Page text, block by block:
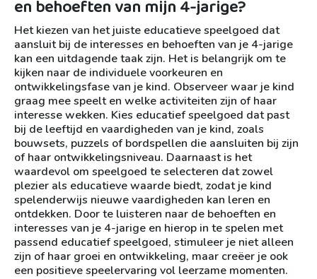
en behoeften van mijn 4-jarige?
Het kiezen van het juiste educatieve speelgoed dat
aansluit bij de interesses en behoeften van je 4-jarige
kan een uitdagende taak zijn. Het is belangrijk om te
kijken naar de individuele voorkeuren en
ontwikkelingsfase van je kind. Observeer waar je kind
graag mee speelt en welke activiteiten zijn of haar
interesse wekken. Kies educatief speelgoed dat past
bij de leeftijd en vaardigheden van je kind, zoals
bouwsets, puzzels of bordspellen die aansluiten bij zijn
of haar ontwikkelingsniveau. Daarnaast is het
waardevol om speelgoed te selecteren dat zowel
plezier als educatieve waarde biedt, zodat je kind
spelenderwijs nieuwe vaardigheden kan leren en
ontdekken. Door te luisteren naar de behoeften en
interesses van je 4-jarige en hierop in te spelen met
passend educatief speelgoed, stimuleer je niet alleen
zijn of haar groei en ontwikkeling, maar creëer je ook
een positieve speelervaring vol leerzame momenten.